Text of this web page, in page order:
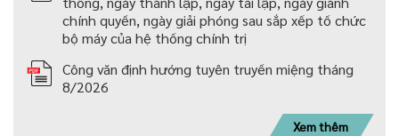
chính quyền, ngày giải phóng sau sắp xếp tố chức
bộ máy của hệ thống chính trị
Công văn định hướng tuyên truyền miệng tháng
8/2026
Xem thêm